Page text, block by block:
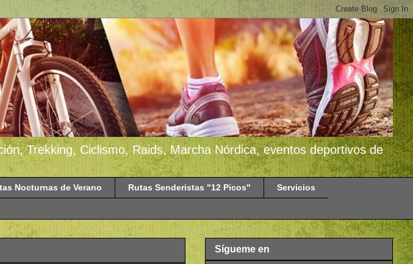
Trekking, Ciclismo, Raids, Marcha Nórdica, eventos deportivos de
Nocturnas de Verano Rutas Senderistas "12 Picos" Servicios
Sígueme en